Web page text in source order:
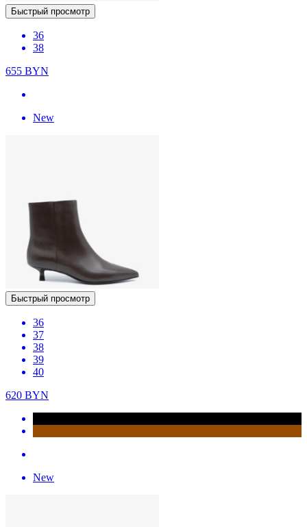
Быстрый просмотр
36
38
655 BYN
New
Быстрый просмотр
36
37
38
39
40
620 BYN
New